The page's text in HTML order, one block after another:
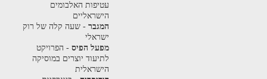
עטיפות האלבומים
הישראליים
המגבר- שעה קלה של רוק
ישראלי
מפעל הפיס- הפרויקט
לתיעוד יוצרים במוסיקה
הישראלית